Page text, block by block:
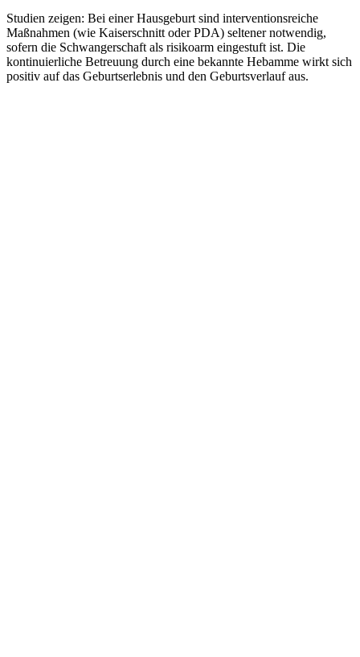
Studien zeigen: Bei einer Hausgeburt sind interventionsreiche
Maßnahmen (wie Kaiserschnitt oder PDA) seltener notwendig,
sofern die Schwangerschaft als risikoarm eingestuft ist. Die
kontinuierliche Betreuung durch eine bekannte Hebamme wirkt sich
positiv auf das Geburtserlebnis und den Geburtsverlauf aus.